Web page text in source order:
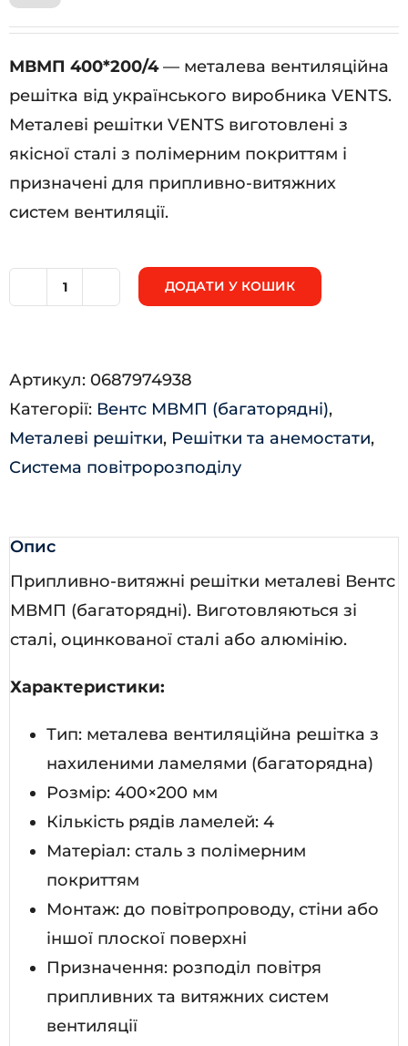
МВМП 400*200/4— металева вентиляційна
решітка від українського виробника VENTS.
Металеві решітки VENTS виготовлені з
якісної сталі з полімерним покриттям і
призначені для припливно-витяжних
систем вентиляції.
МВМП
ДОДАТИ У КОШИК
Артикул: 0687974938
Категорії: Вентс МВМП (багаторядні),
Металеві решітки, Решітки та анемостати,
Система повітророзподілу
Опис
Припливно-витяжні решітки металеві Вентс
МВМП (багаторядні). Виготовляються зі
сталі, оцинкованої сталі або алюмінію.
Характеристики:
Тип: металева вентиляційна решітка з
нахиленими ламелями (багаторядна)
Розмір: 400×200 мм
Кількість рядів ламелей: 4
Матеріал: сталь з полімерним
покриттям
Монтаж: до повітропроводу, стіни або
іншої плоскої поверхні
Призначення: розподіл повітря
припливних та витяжних систем
вентиляції